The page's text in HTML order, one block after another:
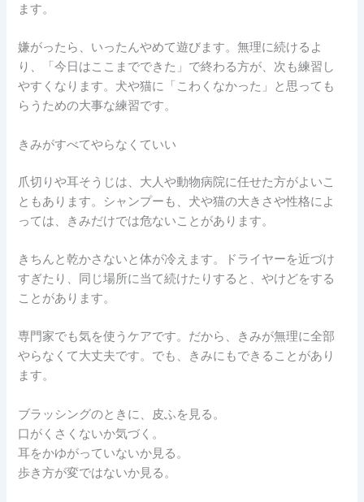
ます。
嫌がったら、いったんやめて遊びます。無理に続けるよ
り、「今日はここまでできた」で終わる方が、次も練習し
やすくなります。犬や猫に「こわくなかった」と思っても
らうための大事な練習です。
きみがすべてやらなくていい
爪切りや耳そうじは、大人や動物病院に任せた方がよいこ
ともあります。シャンプーも、犬や猫の大きさや性格によ
っては、きみだけでは危ないことがあります。
きちんと乾かさないと体が冷えます。ドライヤーを近づけ
すぎたり、同じ場所に当て続けたりすると、やけどをする
ことがあります。
専門家でも気を使うケアです。だから、きみが無理に全部
やらなくて大丈夫です。でも、きみにもできることがあり
ます。
ブラッシングのときに、皮ふを見る。
口がくさくないか気づく。
耳をかゆがっていないか見る。
歩き方が変ではないか見る。